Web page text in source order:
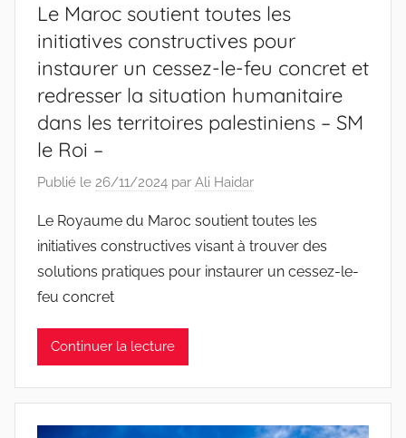
Le Maroc soutient toutes les
initiatives constructives pour
instaurer un cessez-le-feu concret et
redresser la situation humanitaire
dans les territoires palestiniens – SM
le Roi –
Publié le 26/11/2024 par Ali Haidar
Le Royaume du Maroc soutient toutes les
initiatives constructives visant à trouver des
solutions pratiques pour instaurer un cessez-le-
feu concret
Continuer la lecture